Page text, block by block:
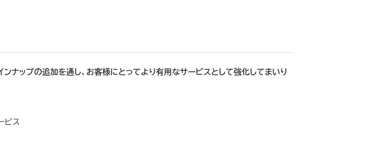
ナップの追加を通し、お客様にとってより有用なサービスとして強化してまいり
ビス